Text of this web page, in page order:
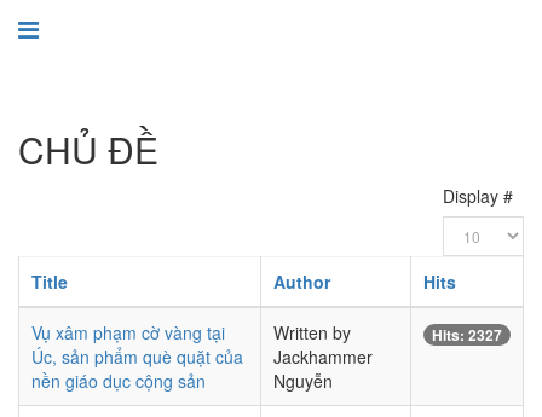
CHỦ ĐỀ
Display #
Title Author Hits
Vụ xâm phạm cờ vàng tại
Úc, sản phẩm què quặt của
nền giáo dục cộng sản
Written by
Jackhammer
Nguyễn
Hits: 2327